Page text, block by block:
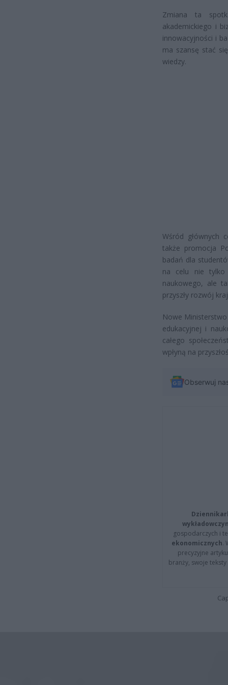
Zmiana ta
akademickiego i
innowacyjności i
ma szansę stać
wiedzy.
Wśród głównych
także promocja
badań dla
na celu nie tylko
naukowego, ale
przyszły rozwój
Nowe
edukacyjnej i
całego
wpłyną na
Obserwuj
gospodarczych i
ekonomicznych.
precyzyjne
branży, swoje